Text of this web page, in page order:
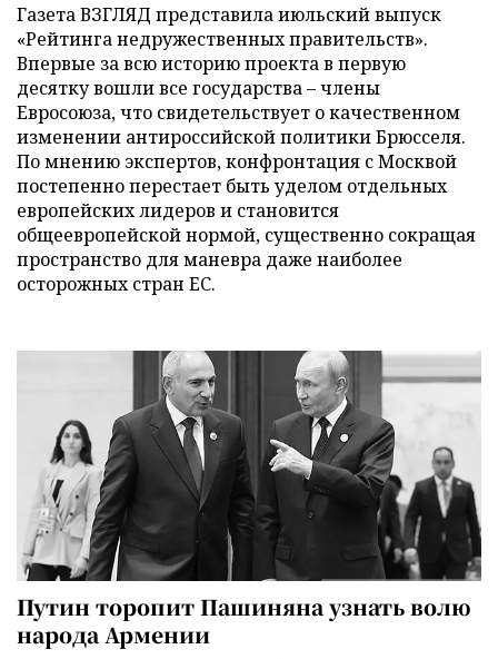
Газета ВЗГЛЯД представила июльский выпуск
«Рейтинга недружественных правительств».
Впервые за всю историю проекта в первую
десятку вошли все государства – члены
Евросоюза, что свидетельствует о качественном
изменении антироссийской политики Брюсселя.
По мнению экспертов, конфронтация с Москвой
постепенно перестает быть уделом отдельных
европейских лидеров и становится
общеевропейской нормой, существенно сокращая
пространство для маневра даже наиболее
осторожных стран ЕС.
Путин торопит Пашиняна узнать волю
народа Армении